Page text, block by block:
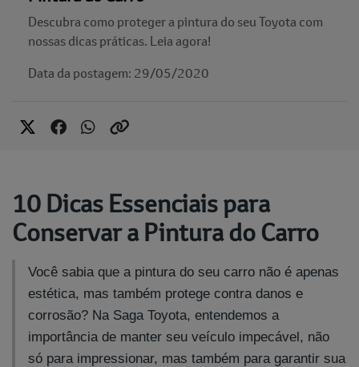
Descubra como proteger a pintura do seu Toyota com
nossas dicas práticas. Leia agora!
Data da postagem: 29/05/2020
10 Dicas Essenciais para
Conservar a Pintura do Carro
Você sabia que a pintura do seu carro não é apenas
estética, mas também protege contra danos e
corrosão? Na Saga Toyota, entendemos a
importância de manter seu veículo impecável, não
só para impressionar, mas também para garantir sua